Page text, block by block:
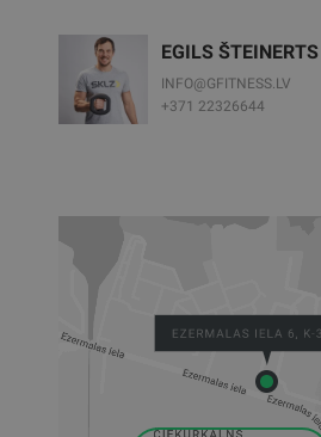
EGILS ŠTEINERTS
INFO@GFITNESS.LV
+371 22326644